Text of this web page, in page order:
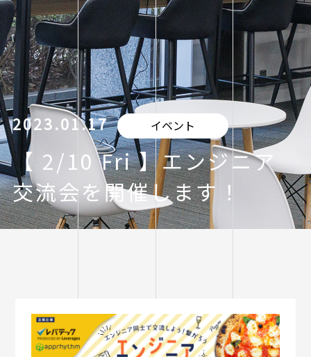
2023.01.17 イベント
【 2/10 Fri 】エンジニア
交流会を開催します！